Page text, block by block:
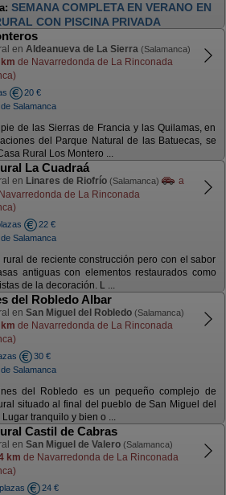
SEMANA COMPLETA EN VERANO EN
CON PISCINA PRIVADA
en Aldeanueva de La Sierra (Salamanca)
de Navarredonda de La Rinconada
20 €
Salamanca
de las Sierras de Francia y las Quilamas, en
del Parque Natural de las Batuecas, se
Rural Los Montero ...
La Cuadraá
en Linares de Riofrío (Salamanca)
a
de La Rinconada
22 €
Salamanca
rural de reciente construcción pero con el sabor
antiguas con elementos restaurados como
de la decoración. L ...
del Robledo Albar
en San Miguel del Robledo (Salamanca)
de Navarredonda de La Rinconada
30 €
Salamanca
del Robledo es un pequeño complejo de
situado al final del pueblo de San Miguel del
Lugar tranquilo y bien o ...
Castil de Cabras
en San Miguel de Valero (Salamanca)
km de Navarredonda de La Rinconada
24 €